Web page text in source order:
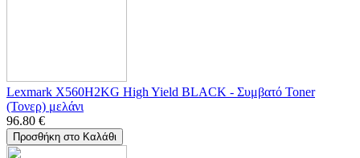
Lexmark X560H2KG High Yield BLACK - Συμβατό Toner
(Τονερ) μελάνι
96.80 €
Προσθήκη στο Καλάθι